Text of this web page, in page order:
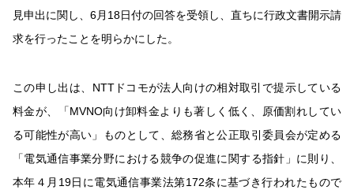
見申出に関し、6月18日付の回答を受領し、直ちに行政文書開示請
求を行ったことを明らかにした。
この申し出は、NTTドコモが法人向けの相対取引で提示している
料金が、「MVNO向け卸料金よりも著しく低く、原価割れしてい
る可能性が高い」ものとして、総務省と公正取引委員会が定める
「電気通信事業分野における競争の促進に関する指針」に則り、
本年４月19日に電気通信事業法第172条に基づき行われたもので